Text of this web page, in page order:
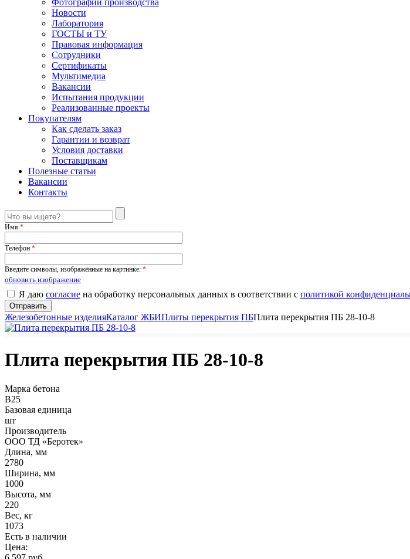
Фотографии производства
Новости
Лаборатория
ГОСТЫ и ТУ
Правовая информация
Сотрудники
Сертификаты
Мультимедиа
Вакансии
Испытания продукции
Реализованные проекты
Покупателям
Как сделать заказ
Гарантии и возврат
Условия доставки
Поставщикам
Полезные статьи
Вакансии
Контакты
Имя *
Телефон *
Введите символы, изображённые на картинке: *
обновить изображение
Я даю согласие на обработку персональных данных в соответствии с политикой
Железобетонные изделияКаталог ЖБИПлиты перекрытия ПБПлита перекрытия ПБ 28-10-8
Плита перекрытия ПБ 28-10-8
Марка бетона
B25
Базовая единица
шт
Производитель
ООО ТД «Беротек»
Длина, мм
2780
Ширина, мм
1000
Высота, мм
220
Вес, кг
1073
Есть в наличии
Цена: